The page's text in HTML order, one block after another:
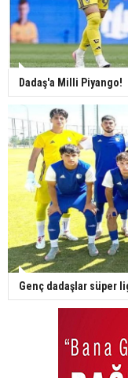
Dadaş'a Milli Piyango!
Genç dadaşlar süper